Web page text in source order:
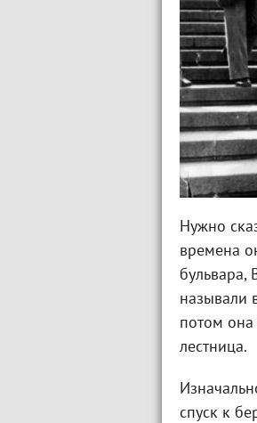
Нужно
времена
бульвара,
называли
потом она
лестница.
спуск к